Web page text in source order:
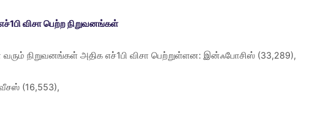
விசா பெற்ற நிறுவனங்கள்
நிறுவனங்கள் அதிக எச்1பி விசா பெற்றுள்ளன: இன்ஃபோசிஸ் (33,289),
(16,553),